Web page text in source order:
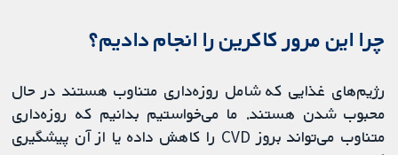
چرا این مرور کاکرین را انجام دادیم؟
رژیم‌های غذایی که شامل روزه‌داری متناوب هستند در حال
محبوب شدن هستند. ما می‌خواستیم بدانیم که روزه‌داری
متناوب می‌تواند بروز CVD را کاهش داده یا از آن پیشگیری